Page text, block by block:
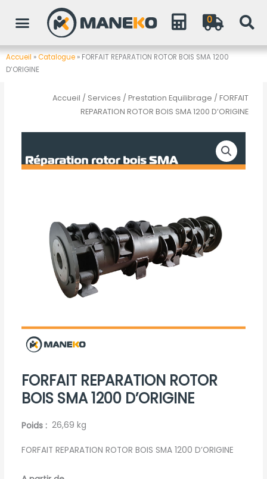
0
Accueil »Catalogue » FORFAIT REPARATION ROTOR BOIS SMA 1200
D’ORIGINE
Accueil / Services / Prestation Equilibrage / FORFAIT
REPARATION ROTOR BOIS SMA 1200 D’ORIGINE
FORFAIT REPARATION ROTOR
BOIS SMA 1200 D’ORIGINE
Poids 26,69 kg
FORFAIT REPARATION ROTOR BOIS SMA 1200 D’ORIGINE